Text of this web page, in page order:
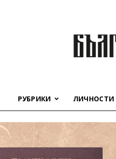
РУБРИКИ ЛИЧНОСТИ